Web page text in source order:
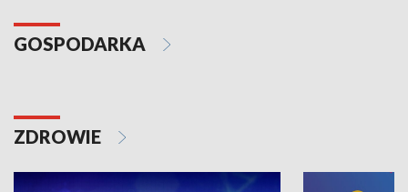
GOSPODARKA
ZDROWIE